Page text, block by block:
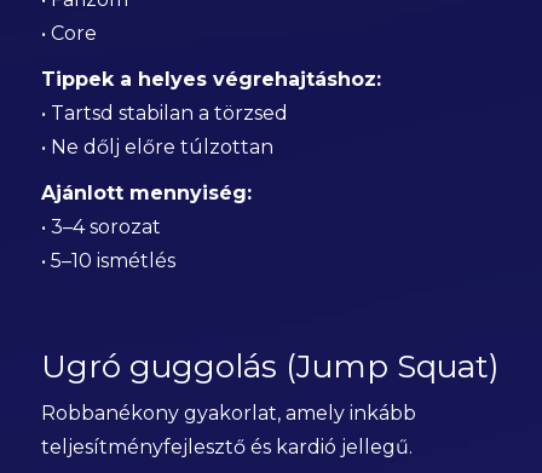
• Core
Tippek a helyes végrehajtáshoz:
• Tartsd stabilan a törzsed
• Ne dőlj előre túlzottan
Ajánlott mennyiség:
• 3–4 sorozat
• 5–10 ismétlés
Ugró guggolás (Jump Squat)
Robbanékony gyakorlat, amely inkább
teljesítményfejlesztő és kardió jellegű.